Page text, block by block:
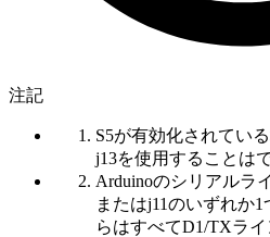
注記
S5が有効化されてい
j13を使用することは
Arduinoのシリアルラ
またはj11のいずれか
らはすべてD1/TXライ